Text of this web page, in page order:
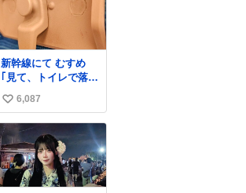
新幹線にて むすめ
｢見て、トイレで落ち
込んでる人｣ それに
しか見えなくなった
どうしてくれるんだ
い
い
ね
数
6,087